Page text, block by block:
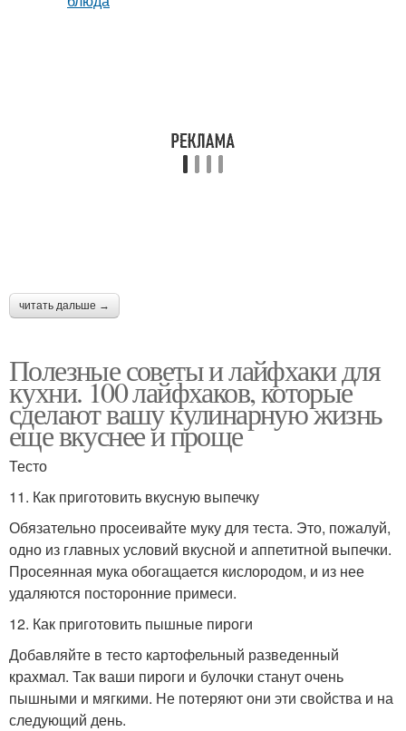
читать дальше →
Полезные советы и лайфхаки для
кухни. 100 лайфхаков, которые
сделают вашу кулинарную жизнь
еще вкуснее и проще
Тесто
11. Как приготовить вкусную выпечку
Обязательно просеивайте муку для теста. Это, пожалуй,
одно из главных условий вкусной и аппетитной выпечки.
Просеянная мука обогащается кислородом, и из нее
удаляются посторонние примеси.
12. Как приготовить пышные пироги
Добавляйте в тесто картофельный разведенный
крахмал. Так ваши пироги и булочки станут очень
пышными и мягкими. Не потеряют они эти свойства и на
следующий день.